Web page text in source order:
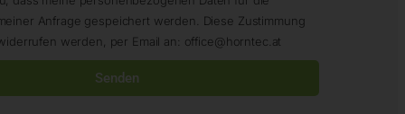
Anfrage gespeichert werden. Diese Zustimmung
werden, per Email an: office@horntec.at
Senden